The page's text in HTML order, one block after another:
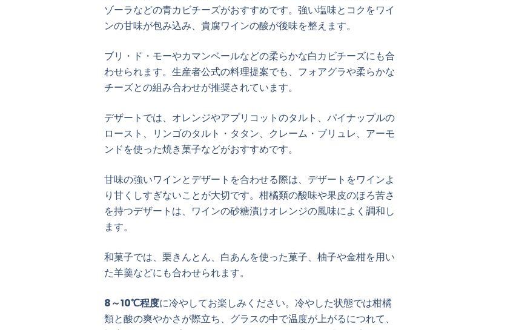
ゾーラなどの青カビチーズがおすすめです。強い塩味とコクをワイ
ンの甘味が包み込み、貴腐ワインの酸が後味を整えます。
ブリ・ド・モーやカマンベールなどの柔らかな白カビチーズにも合
わせられます。生産者公式の料理提案でも、フォアグラや柔らかな
チーズとの組み合わせが推奨されています。
デザートでは、オレンジやアプリコットのタルト、パイナップルの
ロースト、リンゴのタルト・タタン、クレーム・ブリュレ、アーモ
ンドを使った焼き菓子などがおすすめです。
甘味の強いワインとデザートを合わせる際は、デザートをワインよ
り甘くしすぎないことが大切です。柑橘類の酸味や果皮のほろ苦さ
を持つデザートは、ワインの砂糖漬けオレンジの風味によく調和し
ます。
和菓子では、栗きんとん、白あんを使った菓子、柚子や金柑を用い
た羊羹などにも合わせられます。
8～10℃程度に冷やしてお楽しみください。冷やした状態では柑橘
類と酸の爽やかさが際立ち、グラスの中で温度が上がるにつれて、